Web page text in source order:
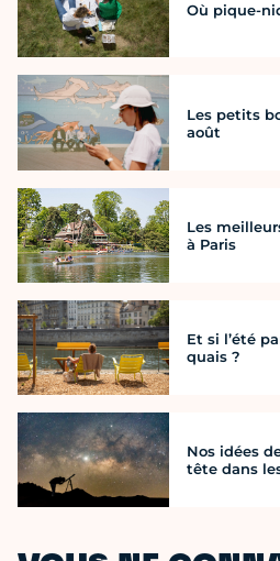
Où pique-
Les petits
août
Les
à Paris
Et si l’été
quais ?
Nos idées
tête dans